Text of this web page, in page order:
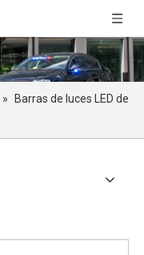
»
Barras de luces LED de